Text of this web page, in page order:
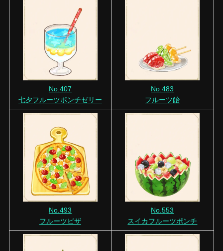
No.407
七夕フルーツポンチゼリー
No.483
フルーツ飴
No.493
フルーツピザ
No.553
スイカフルーツポンチ